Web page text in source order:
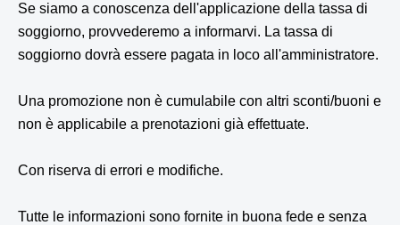
Se siamo a conoscenza dell'applicazione della tassa di
soggiorno, provvederemo a informarvi. La tassa di
soggiorno dovrà essere pagata in loco all'amministratore.
Una promozione non è cumulabile con altri sconti/buoni e
non è applicabile a prenotazioni già effettuate.
Con riserva di errori e modifiche.
Tutte le informazioni sono fornite in buona fede e senza